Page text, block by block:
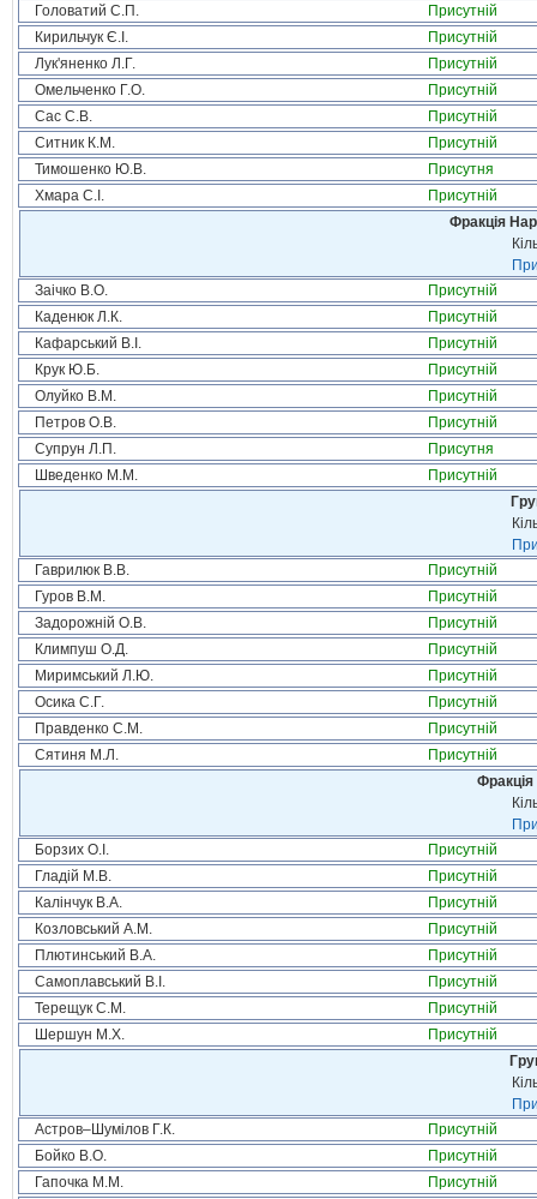
Головатий С.П.
Присутній
Кирильчук Є.І.
Присутній
Лук'яненко Л.Г.
Присутній
Омельченко Г.О.
Присутній
Сас С.В.
Присутній
Ситник К.М.
Присутній
Тимошенко Ю.В.
Присутня
Хмара С.І.
Присутній
Фракція
Заічко В.О.
Присутній
Каденюк Л.К.
Присутній
Кафарський В.І.
Присутній
Крук Ю.Б.
Присутній
Олуйко В.М.
Присутній
Петров О.В.
Присутній
Супрун Л.П.
Присутня
Шведенко М.М.
Присутній
Гаврилюк В.В.
Присутній
Гуров В.М.
Присутній
Задорожній О.В.
Присутній
Климпуш О.Д.
Присутній
Миримський Л.Ю.
Присутній
Осика С.Г.
Присутній
Правденко С.М.
Присутній
Сятиня М.Л.
Присутній
Фракція
Борзих О.І.
Присутній
Гладій М.В.
Присутній
Калінчук В.А.
Присутній
Козловський А.М.
Присутній
Плютинський В.А.
Присутній
Самоплавський В.І.
Присутній
Терещук С.М.
Присутній
Шершун М.Х.
Присутній
Астров–Шумілов Г.К.
Присутній
Бойко В.О.
Присутній
Гапочка М.М.
Присутній